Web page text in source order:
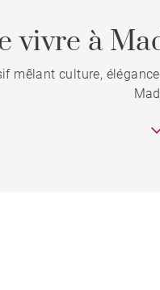
vivre à
mêlant culture,